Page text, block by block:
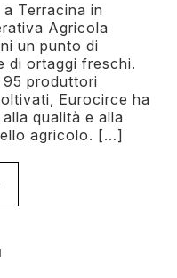
Terracina in
Agricola
un punto di
di ortaggi freschi.
produttori
Eurocirce ha
qualità e alla
agricolo. […]